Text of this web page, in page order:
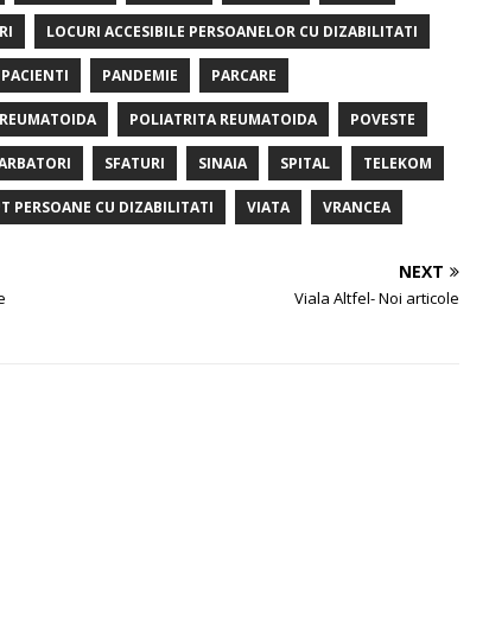
LOCURI ACCESIBILE PERSOANELOR CU DIZABILITATI
PACIENTI PANDEMIE PARCARE
POLIATRITA REUMATOIDA POVESTE
SFATURI SINAIA SPITAL TELEKOM
PERSOANE CU DIZABILITATI VIATA VRANCEA
NEXT
Viala Altfel- Noi articole